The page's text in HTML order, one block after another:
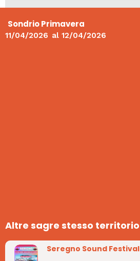
Sondrio Primavera
11/04/2026 al 12/04/2026
Altre sagre stesso territorio
Seregno Sound Festival